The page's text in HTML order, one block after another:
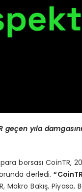
geçen yıla damgasın
borsası CoinTR,
derledi.“
Bakış,